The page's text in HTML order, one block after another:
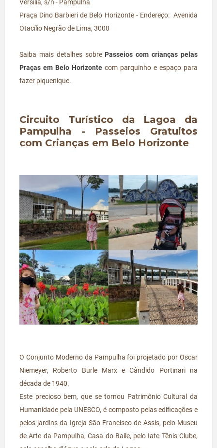
Versília, s/n - Pampulha
Praça Dino Barbieri de Belo Horizonte - Endereço: Avenida
Otacílio Negrão de Lima, 3000
Saiba mais detalhes sobre Passeios com crianças pelas
Praças em Belo Horizonte com parquinho e espaço para
fazer piquenique.
Circuito Turístico da Lagoa da
Pampulha - Passeios Gratuitos
com Crianças em Belo Horizonte
O Conjunto Moderno da Pampulha foi projetado por Oscar
Niemeyer, Roberto Burle Marx e Cândido Portinari na
década de 1940.
Este precioso bem, que se tornou Patrimônio Cultural da
Humanidade pela UNESCO, é composto pelas edificações e
pelos jardins da Igreja São Francisco de Assis, pelo Museu
de Arte da Pampulha, Casa do Baile, pelo Iate Tênis Clube,